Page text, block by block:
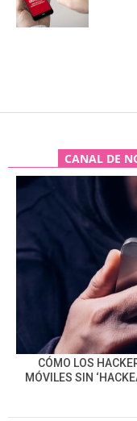
CANAL DE
CÓMO LOS
MÓVILES SIN